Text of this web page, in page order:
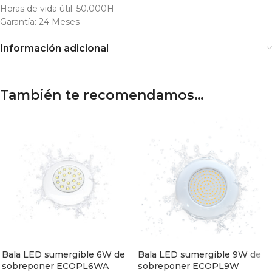
Horas de vida útil: 50.000H
Garantía: 24 Meses
Información adicional
También te recomendamos…
Bala LED sumergible 6W de
sobreponer ECOPL6WA
Bala LED sumergible 9W de
sobreponer ECOPL9W